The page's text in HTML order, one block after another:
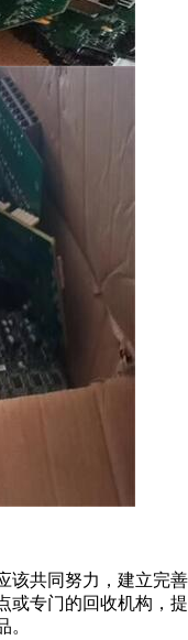
该共同努力，建立完善
或专门的回收机构，提
。